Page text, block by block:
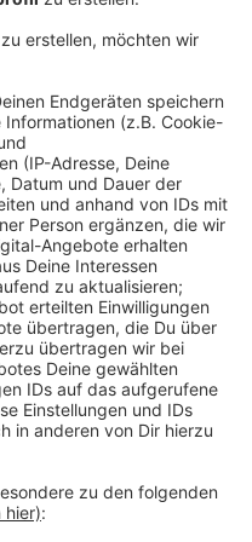
16:10
Radschnellweg
Im Zuge der
zahlloser Bäume
habe man jetzt auch
Felix
50 Jahren wurde die
Kaarst nach
nicht mehr